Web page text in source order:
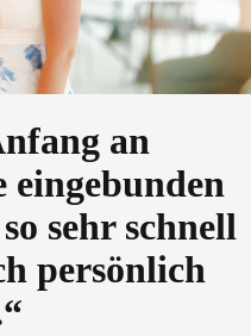
an
sehr schnell
persönlich